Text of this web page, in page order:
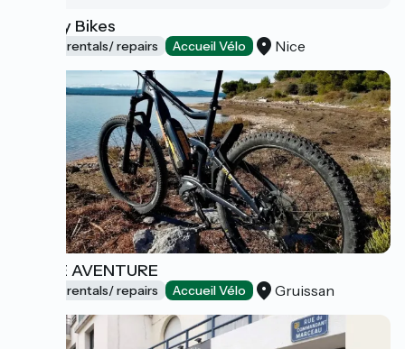
Holiday Bikes
Bicycle rentals/ repairs Accueil Vélo Nice
CYCLE AVENTURE
Bicycle rentals/ repairs Accueil Vélo Gruissan